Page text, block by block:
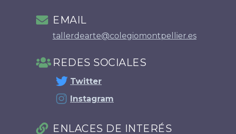
EMAIL
tallerdearte@colegiomontpellier.es
REDES SOCIALES
Twitter
Instagram
ENLACES DE INTERÉS